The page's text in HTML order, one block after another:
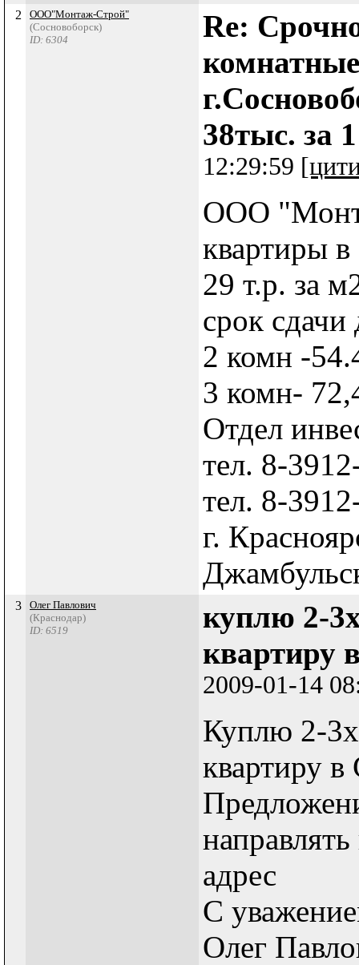
2
ООО"Монтаж-Строй"
(Сосновоборск)
ID: 6304
Re:
38тыс. за
12:29:59
ООО
квартиры
29 т.р. за
срок
2 комн -
3 комн-
Отдел
тел. 8-
тел. 8-
г.
3
Олег Павлович
(Краснодар)
ID: 6519
куплю 2-
квартиру
2009-01-14
Куплю 2-
квартиру в
адрес
С
Олег